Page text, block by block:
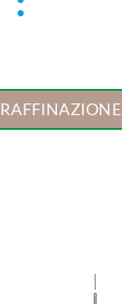
RAFFINAZIONE